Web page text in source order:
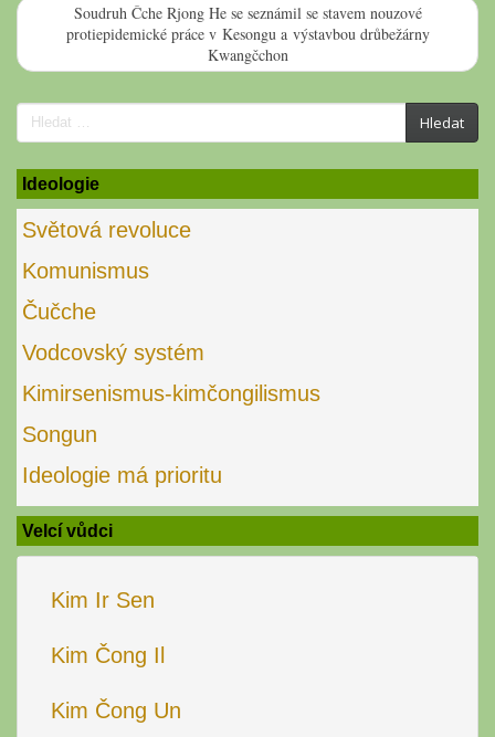
Soudruh Čche Rjong He se seznámil se stavem nouzové
protiepidemické práce v Kesongu a výstavbou drůbežárny
Kwangčchon
Search
for:
Hledat
Ideologie
Světová revoluce
Komunismus
Čučche
Vodcovský systém
Kimirsenismus-kimčongilismus
Songun
Ideologie má prioritu
Velcí vůdci
Kim Ir Sen
Kim Čong Il
Kim Čong Un